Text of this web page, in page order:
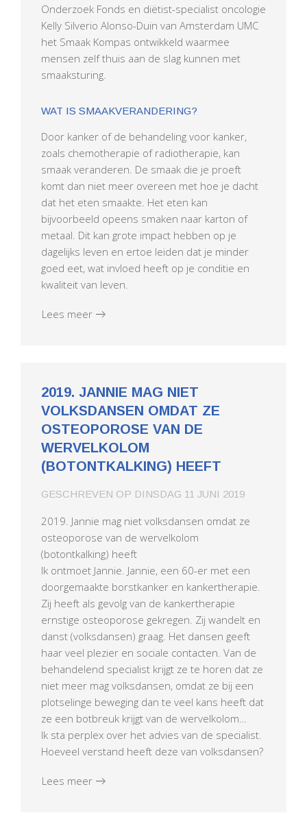
Onderzoek Fonds en diëtist-specialist oncologie
Kelly Silverio Alonso-Duin van Amsterdam UMC
het Smaak Kompas ontwikkeld waarmee
mensen zelf thuis aan de slag kunnen met
smaaksturing.
WAT IS SMAAKVERANDERING?
Door kanker of de behandeling voor kanker,
zoals chemotherapie of radiotherapie, kan
smaak veranderen. De smaak die je proeft
komt dan niet meer overeen met hoe je dacht
dat het eten smaakte. Het eten kan
bijvoorbeeld opeens smaken naar karton of
metaal. Dit kan grote impact hebben op je
dagelijks leven en ertoe leiden dat je minder
goed eet, wat invloed heeft op je conditie en
kwaliteit van leven.
Lees meer
2019. JANNIE MAG NIET
VOLKSDANSEN OMDAT ZE
OSTEOPOROSE VAN DE
WERVELKOLOM
(BOTONTKALKING) HEEFT
GESCHREVEN OP DINSDAG 11 JUNI 2019
2019. Jannie mag niet volksdansen omdat ze
osteoporose van de wervelkolom
(botontkalking) heeft
Ik ontmoet Jannie. Jannie, een 60-er met een
doorgemaakte borstkanker en kankertherapie.
Zij heeft als gevolg van de kankertherapie
ernstige osteoporose gekregen. Zij wandelt en
danst (volksdansen) graag. Het dansen geeft
haar veel plezier en sociale contacten. Van de
behandelend specialist krijgt ze te horen dat ze
niet meer mag volksdansen, omdat ze bij een
plotselinge beweging dan te veel kans heeft dat
ze een botbreuk krijgt van de wervelkolom…
Ik sta perplex over het advies van de specialist.
Hoeveel verstand heeft deze van volksdansen?
Lees meer